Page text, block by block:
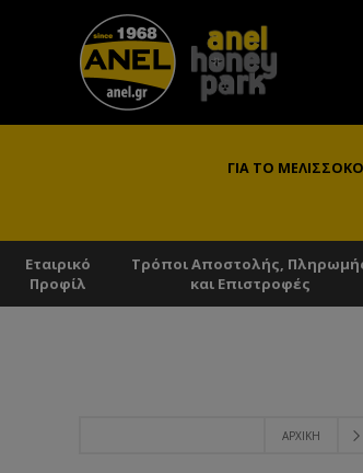
ΓΙΑ ΤΟ
Εταιρικό
Προφίλ
Τρόποι Αποστολής,
και Επιστροφές
ΑΡΧΙΚΉ